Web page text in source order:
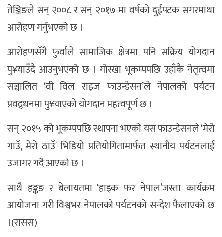
तेञ्जिङले सन् २००८ र सन् २०१७ मा वर्षको दुईपटक सगरमाथा
आरोहण गर्नुभएको छ ।
आरोहणसँगै फुर्वाले सामाजिक क्षेत्रमा पनि सक्रिय योगदान
पु¥याउँदै आउनुभएको छ । गोरखा भूकम्पपछि उहाँकै नेतृत्वमा
सञ्चालित ‘वी विल राइज फाउन्डेसन’ले नेपालको पर्यटन
प्रवद्र्धनमा पु¥याएको योगदान महत्वपूर्ण छ ।
सन् २०१५ को भूकम्पपछि स्थापना भएको यस फाउन्डेसनले ‘मेरो
गाउँ, मेरो ठाउँ’ भिडियो प्रतियोगितामार्फत स्थानीय पर्यटनलाई
उजागर गर्दै आएको छ ।
साथै हङ्कङ र बेलायतमा ‘हाइक फर नेपाल’जस्ता कार्यक्रम
आयोजना गरी विश्वभर नेपालको पर्यटनको सन्देश फैलाएको छ
।(रासस)